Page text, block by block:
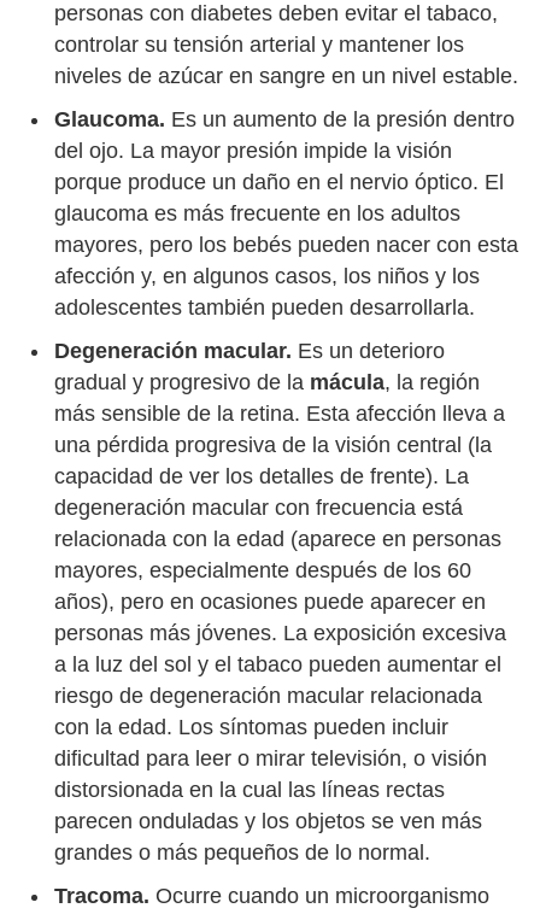
personas con diabetes deben evitar el tabaco,
controlar su tensión arterial y mantener los
niveles de azúcar en sangre en un nivel estable.
Glaucoma. Es un aumento de la presión dentro
del ojo. La mayor presión impide la visión
porque produce un daño en el nervio óptico. El
glaucoma es más frecuente en los adultos
mayores, pero los bebés pueden nacer con esta
afección y, en algunos casos, los niños y los
adolescentes también pueden desarrollarla.
Degeneración macular. Es un deterioro
gradual y progresivo de la mácula, la región
más sensible de la retina. Esta afección lleva a
una pérdida progresiva de la visión central (la
capacidad de ver los detalles de frente). La
degeneración macular con frecuencia está
relacionada con la edad (aparece en personas
mayores, especialmente después de los 60
años), pero en ocasiones puede aparecer en
personas más jóvenes. La exposición excesiva
a la luz del sol y el tabaco pueden aumentar el
riesgo de degeneración macular relacionada
con la edad. Los síntomas pueden incluir
dificultad para leer o mirar televisión, o visión
distorsionada en la cual las líneas rectas
parecen onduladas y los objetos se ven más
grandes o más pequeños de lo normal.
Tracoma. Ocurre cuando un microorganismo